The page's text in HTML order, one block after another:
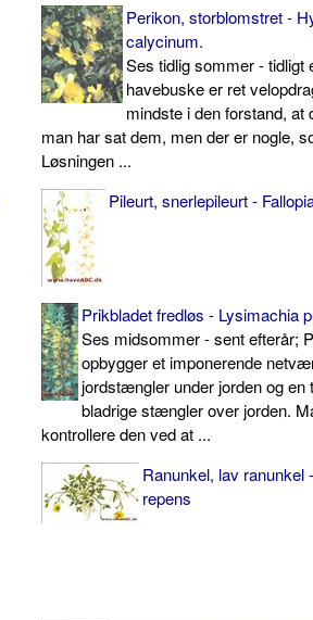
Perikon, storblomstret -
calycinum.
Ses tidlig sommer - tidligt
havebuske er ret
mindste i den forstand, at
man har sat dem, men der er nogle,
Løsningen ...
Pileurt, snerlepileurt -
Prikbladet fredløs - Lysimachia
Ses midsommer - sent efterår;
opbygger et imponerende
jordstængler under jorden og
bladrige stængler over jorden.
kontrollere den ved at ...
Ranunkel, lav ranunkel
repens